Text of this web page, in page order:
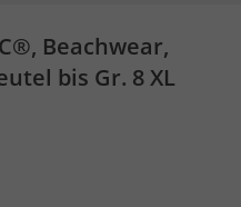
Beachwear,
bis Gr. 8 XL